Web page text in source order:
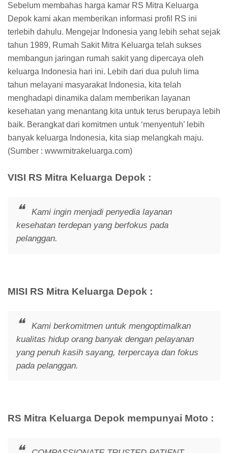
Sebelum membahas harga kamar RS Mitra Keluarga
Depok kami akan memberikan informasi profil RS ini
terlebih dahulu. Mengejar Indonesia yang lebih sehat sejak
tahun 1989, Rumah Sakit Mitra Keluarga telah sukses
membangun jaringan rumah sakit yang dipercaya oleh
keluarga Indonesia hari ini. Lebih dari dua puluh lima
tahun melayani masyarakat Indonesia, kita telah
menghadapi dinamika dalam memberikan layanan
kesehatan yang menantang kita untuk terus berupaya lebih
baik. Berangkat dari komitmen untuk ‘menyentuh’ lebih
banyak keluarga Indonesia, kita siap melangkah maju.
(Sumber : wwwmitrakeluarga.com)
VISI RS Mitra Keluarga Depok :
Kami ingin menjadi penyedia layanan
kesehatan terdepan yang berfokus pada
pelanggan.
MISI RS Mitra Keluarga Depok :
Kami berkomitmen untuk mengoptimalkan
kualitas hidup orang banyak dengan pelayanan
yang penuh kasih sayang, terpercaya dan fokus
pada pelanggan.
RS Mitra Keluarga Depok mempunyai Moto :